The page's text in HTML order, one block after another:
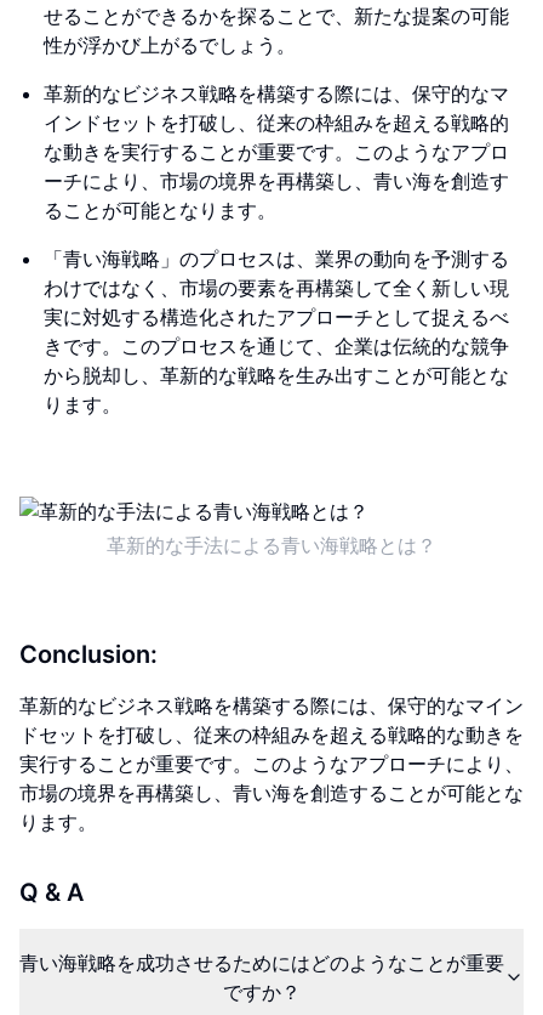
せることができるかを探ることで、新たな提案の可能
性が浮かび上がるでしょう。
革新的なビジネス戦略を構築する際には、保守的なマ
インドセットを打破し、従来の枠組みを超える戦略的
な動きを実行することが重要です。このようなアプロ
ーチにより、市場の境界を再構築し、青い海を創造す
ることが可能となります。
「青い海戦略」のプロセスは、業界の動向を予測する
わけではなく、市場の要素を再構築して全く新しい現
実に対処する構造化されたアプローチとして捉えるべ
きです。このプロセスを通じて、企業は伝統的な競争
から脱却し、革新的な戦略を生み出すことが可能とな
ります。
革新的な手法による青い海戦略とは？
Conclusion:
革新的なビジネス戦略を構築する際には、保守的なマイン
ドセットを打破し、従来の枠組みを超える戦略的な動きを
実行することが重要です。このようなアプローチにより、
市場の境界を再構築し、青い海を創造することが可能とな
ります。
Q & A
青い海戦略を成功させるためにはどのようなことが重要
ですか？